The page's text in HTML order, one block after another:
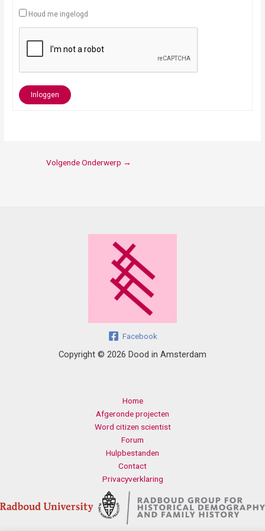
Houd me ingelogd
Inloggen
Volgende Onderwerp →
Facebook
Copyright © 2026 Dood in Amsterdam
Home
Afgeronde projecten
Word citizen scientist
Forum
Hulpbestanden
Contact
Privacyverklaring